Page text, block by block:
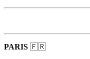
PARIS 🇫🇷